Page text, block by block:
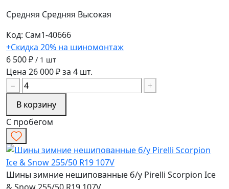
Средняя Средняя Высокая
Код: Сам1-40666
+Скидка 20% на шиномонтаж
6 500 ₽ / 1 шт
Цена 26 000 ₽ за 4 шт.
−
+
В корзину
С пробегом
Шины зимние нешипованные б/у Pirelli Scorpion Ice